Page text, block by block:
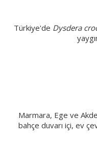
Türkiye'de Dysdera
Marmara, Ege ve
bahçe duvarı içi, ev